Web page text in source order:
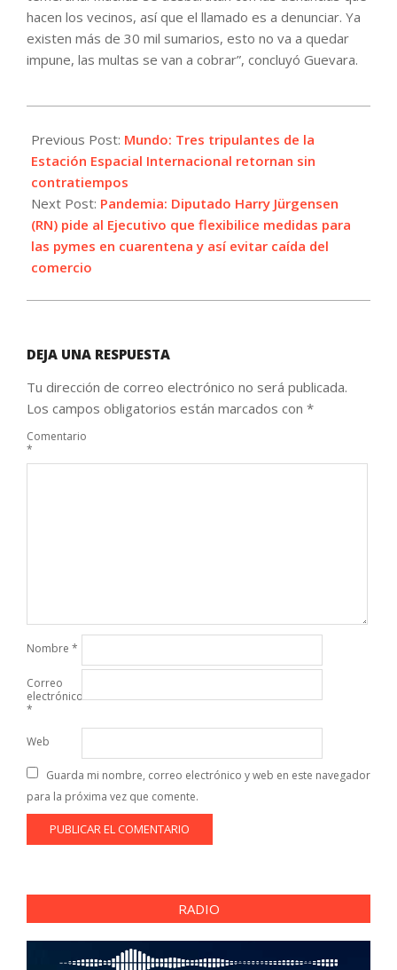
hacen los vecinos, así que el llamado es a denunciar. Ya
existen más de 30 mil sumarios, esto no va a quedar
impune, las multas se van a cobrar”, concluyó Guevara.
04-
17
Previous Post: Mundo: Tres tripulantes de la
Estación Espacial Internacional retornan sin
contratiempos
Next Post: Pandemia: Diputado Harry Jürgensen
(RN) pide al Ejecutivo que flexibilice medidas para
las pymes en cuarentena y así evitar caída del
comercio
DEJA UNA RESPUESTA
Tu dirección de correo electrónico no será publicada.
Los campos obligatorios están marcados con *
Comentario
*
Nombre *
Correo
electrónico
*
Web
Guarda mi nombre, correo electrónico y web en este navegador
para la próxima vez que comente.
RADIO